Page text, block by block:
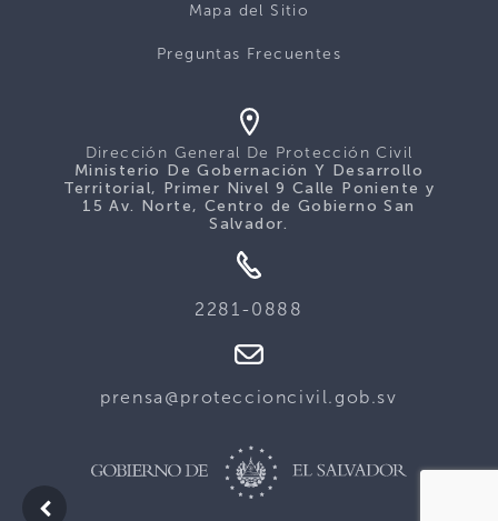
Mapa del Sitio
Preguntas Frecuentes
Dirección General De Protección Civil
Ministerio De Gobernación Y Desarrollo
Territorial, Primer Nivel 9 Calle Poniente y
15 Av. Norte, Centro de Gobierno San
Salvador.
2281-0888
prensa@proteccioncivil.gob.sv